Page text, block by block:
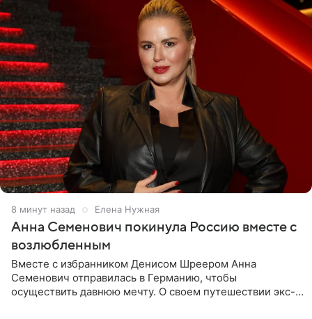
9 минут назад Елена Нужная
Анна Семенович покинула Россию вместе с
возлюбленным
Вместе с избранником Денисом Шреером Анна
Семенович отправилась в Германию, чтобы
осуществить давнюю мечту. О своем путешествии экс-